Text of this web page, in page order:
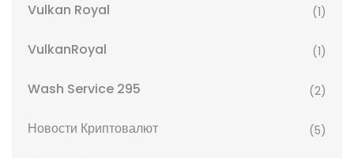
Vulkan Royal (1)
VulkanRoyal (1)
Wash Service 295 (2)
Новости Криптовалют (5)